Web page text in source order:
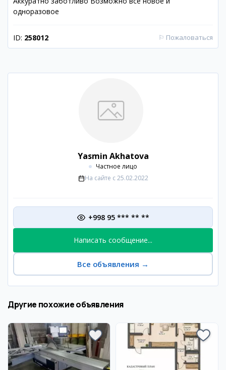
одноразовое
ID: 258012 ⚐ Пожаловаться
Yasmin Akhatova
Частное лицо
На сайте с 25.02.2022
+998 95 *** ** **
Написать сообщение...
Все объявления →
Другие похожие объявления